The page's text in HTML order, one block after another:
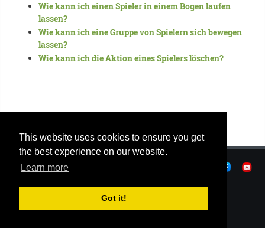
This website uses cookies to ensure you get
the best experience on our website.
Learn more
Got it!
Wie kann ich einen Spieler in einem Bogen laufen
lassen?
Wie kann ich eine Gruppe von Spielern sich bewegen
lassen?
Wie kann ich die Aktion eines Spielers löschen?
|Datenschutz